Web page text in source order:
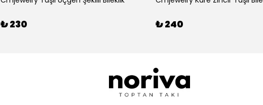
₺ 230 ₺ 240